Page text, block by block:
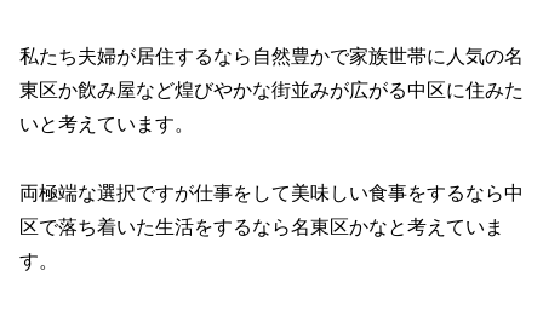
私たち夫婦が居住するなら自然豊かで家族世帯に人気の名
東区か飲み屋など煌びやかな街並みが広がる中区に住みた
いと考えています。
両極端な選択ですが仕事をして美味しい食事をするなら中
区で落ち着いた生活をするなら名東区かなと考えていま
す。